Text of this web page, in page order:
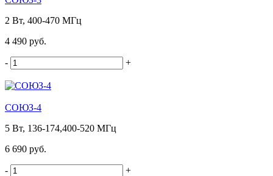
2 Вт, 400-470 МГц
4 490 руб.
- +
СОЮЗ-4
5 Вт, 136-174,400-520 МГц
6 690 руб.
- +